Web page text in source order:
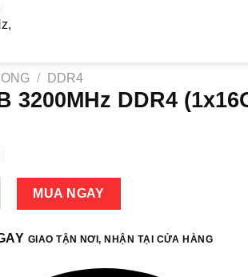
/ DDR4
3200MHz DDR4
Vengeance LPX 16GB 3200MHz DDR4
MUA NGAY
GIAO TẬN NƠI, NHẬN TẠI CỬA HÀNG